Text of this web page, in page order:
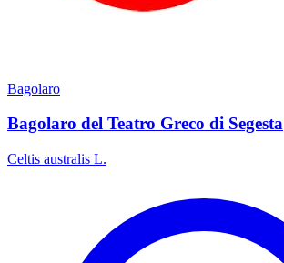
Bagolaro
Bagolaro del Teatro Greco di Segesta
Celtis australis L.